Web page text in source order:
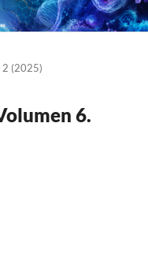
2 (2025)
6.